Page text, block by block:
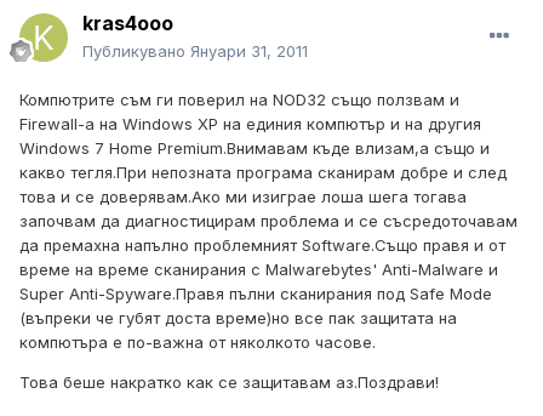
kras4ooo
Публикувано Януари 31, 2011
Компютрите съм ги поверил на NOD32 също ползвам и
Firewall-a на Windows XP на единия компютър и на другия
Windows 7 Home Premium.Внимавам къде влизам,а също и
какво тегля.При непозната програма сканирам добре и след
това и се доверявам.Ако ми изиграе лоша шега тогава
започвам да диагностицирам проблема и се съсредоточавам
да премахна напълно проблемният Software.Също правя и от
време на време сканирания с Malwarebytes' Anti-Malware и
Super Anti-Spyware.Правя пълни сканирания под Safe Mode
(въпреки че губят доста време)но все пак защитата на
компютъра е по-важна от няколкото часове.
Това беше накратко как се защитавам аз.Поздрави!